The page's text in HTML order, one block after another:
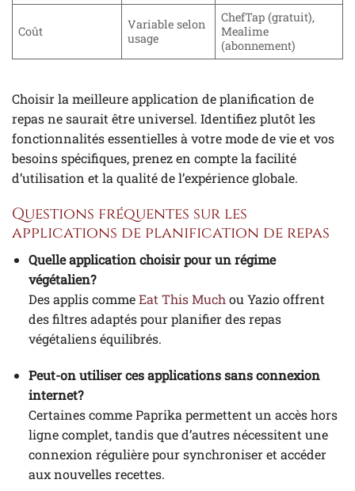
Coût
Variable selon
usage
ChefTap (gratuit),
Mealime
(abonnement)
Choisir la meilleure application de planification de
repas ne saurait être universel. Identifiez plutôt les
fonctionnalités essentielles à votre mode de vie et vos
besoins spécifiques, prenez en compte la facilité
d’utilisation et la qualité de l’expérience globale.
Questions fréquentes sur les
applications de planification de repas
Quelle application choisir pour un régime
végétalien?
Des applis commeEat This Muchou Yazio offrent
des filtres adaptés pour planifier des repas
végétaliens équilibrés.
Peut-on utiliser ces applications sans connexion
internet?
Certaines comme Paprika permettent un accès hors
ligne complet, tandis que d’autres nécessitent une
connexion régulière pour synchroniser et accéder
aux nouvelles recettes.